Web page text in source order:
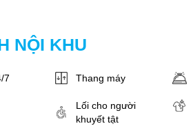
NỘI KHU
7 Thang máy
Lối cho người
khuyết tật